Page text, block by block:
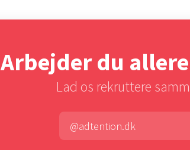
Arbejder du
Lad os rekruttere
@adtention.dk